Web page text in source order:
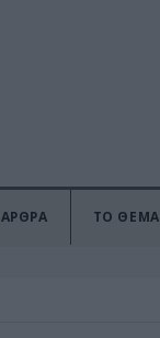
ΑΡΘΡΑ ΤΟ ΘΕΜΑ